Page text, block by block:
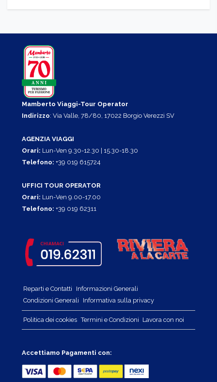
Mamberto Viaggi-Tour Operator
Indirizzo: Via Valle, 78/80, 17022 Borgio Verezzi SV
AGENZIA VIAGGI
Orari: Lun-Ven 9.30-12.30 | 15.30-18.30
Telefono: +39 019 615724
UFFICI TOUR OPERATOR
Orari: Lun-Ven 9.00-17.00
Telefono: +39 019 62311
Reparti e Contatti
Informazioni Generali
Condizioni Generali
Informativa sulla privacy
Politica dei cookies Termini e Condizioni Lavora con noi
Accettiamo Pagamenti con: